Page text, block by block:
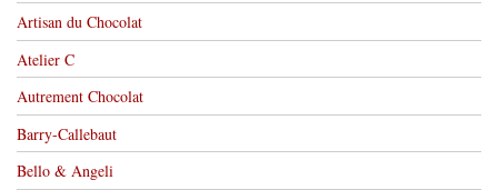
Artisan du Chocolat
Atelier C
Autrement Chocolat
Barry-Callebaut
Bello & Angeli